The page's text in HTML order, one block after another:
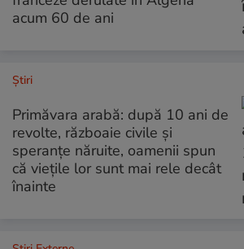
acum 60 de ani
Ştiri
Primăvara arabă: după 10 ani de
revolte, războaie civile și
speranțe năruite, oamenii spun
că viețile lor sunt mai rele decât
înainte